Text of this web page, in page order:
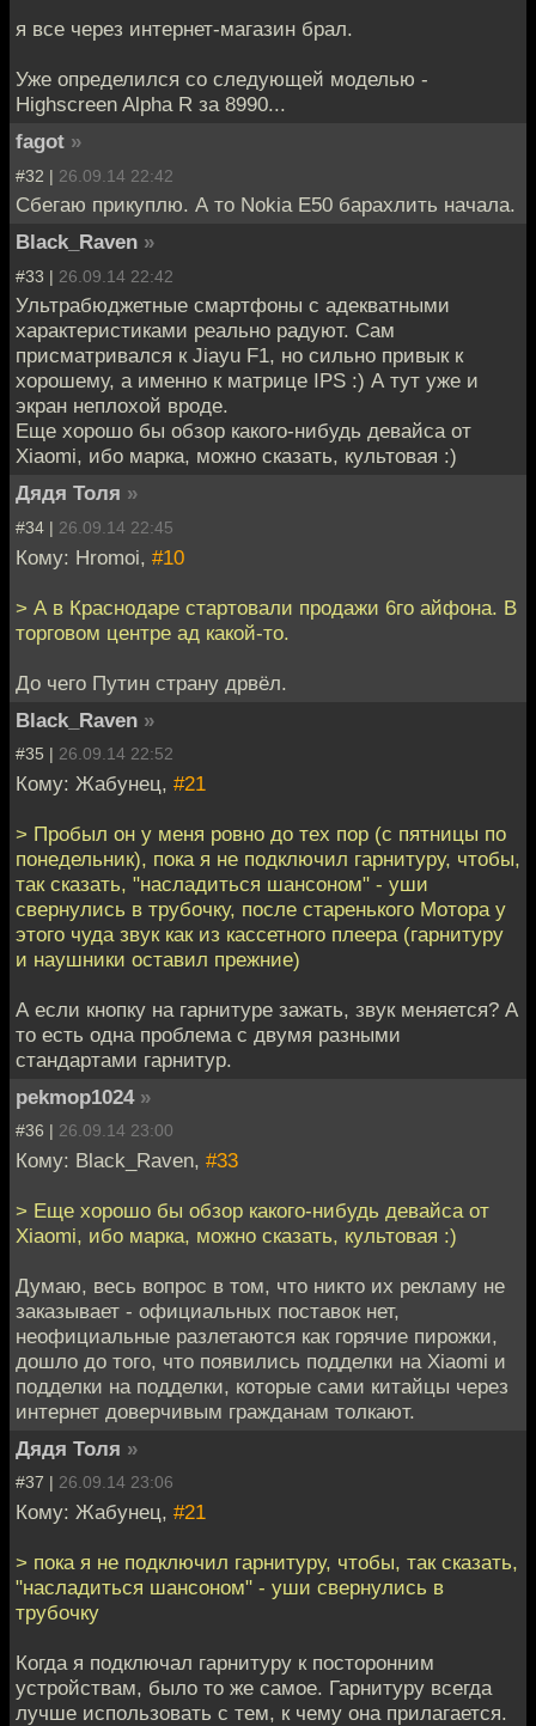
я все через интернет-магазин брал.
Уже определился со следующей моделью -
Highscreen Alpha R за 8990...
fagot »
#32 | 26.09.14 22:42
Сбегаю прикуплю. А то Nokia E50 барахлить начала.
Black_Raven »
#33 | 26.09.14 22:42
Ультрабюджетные смартфоны с адекватными
характеристиками реально радуют. Сам
присматривался к Jiayu F1, но сильно привык к
хорошему, а именно к матрице IPS :) А тут уже и
экран неплохой вроде.
Еще хорошо бы обзор какого-нибудь девайса от
Xiaomi, ибо марка, можно сказать, культовая :)
Дядя Толя »
#34 | 26.09.14 22:45
Кому: Hromoi, #10
> А в Краснодаре стартовали продажи 6го айфона. В
торговом центре ад какой-то.
До чего Путин страну дрвёл.
Black_Raven »
#35 | 26.09.14 22:52
Кому: Жабунец, #21
> Пробыл он у меня ровно до тех пор (с пятницы по
понедельник), пока я не подключил гарнитуру, чтобы,
так сказать, "насладиться шансоном" - уши
свернулись в трубочку, после старенького Мотора у
этого чуда звук как из кассетного плеера (гарнитуру
и наушники оставил прежние)
А если кнопку на гарнитуре зажать, звук меняется? А
то есть одна проблема с двумя разными
стандартами гарнитур.
pekmop1024 »
#36 | 26.09.14 23:00
Кому: Black_Raven, #33
> Еще хорошо бы обзор какого-нибудь девайса от
Xiaomi, ибо марка, можно сказать, культовая :)
Думаю, весь вопрос в том, что никто их рекламу не
заказывает - официальных поставок нет,
неофициальные разлетаются как горячие пирожки,
дошло до того, что появились подделки на Xiaomi и
подделки на подделки, которые сами китайцы через
интернет доверчивым гражданам толкают.
Дядя Толя »
#37 | 26.09.14 23:06
Кому: Жабунец, #21
> пока я не подключил гарнитуру, чтобы, так сказать,
"насладиться шансоном" - уши свернулись в
трубочку
Когда я подключал гарнитуру к посторонним
устройствам, было то же самое. Гарнитуру всегда
лучше использовать с тем, к чему она прилагается.